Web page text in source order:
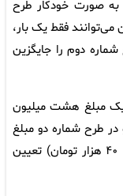
به صورت خودکار طرح
فقط یک بار،
دوم را جایگزین
مبلغ هشت میلیون
و در طرح شماره دو مبلغ
۱۰ میلیون و چهارصد هزار ریال (یک میلیون و ۴۰ هزار تومان) تعیین